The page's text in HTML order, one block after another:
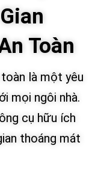
Toàn
là một yêu
mọi ngôi nhà.
cụ hữu ích
thoáng mát